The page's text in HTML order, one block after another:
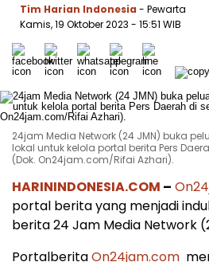
Tim Harian Indonesia - Pewarta
Kamis, 19 Oktober 2023 - 15:51 WIB
24jam Media Network (24 JMN) buka
lokal untuk kelola portal berita Pers
(Dok. On24jam.com/Rifai Azhari).
HARININDONESIA.COM –
portal berita yang menjadi
berita 24 Jam Media Network
PortalberitaOn24jam.com